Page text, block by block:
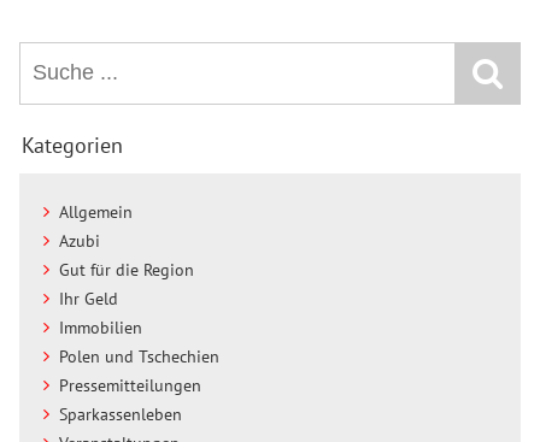
Kategorien
Allgemein
Azubi
Gut für die Region
Ihr Geld
Immobilien
Polen und Tschechien
Pressemitteilungen
Sparkassenleben